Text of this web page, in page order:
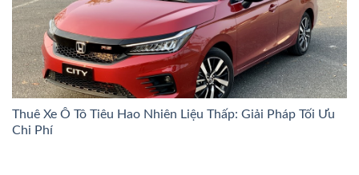
Thuê Xe Ô Tô Tiêu Hao Nhiên Liệu Thấp: Giải Pháp Tối Ưu
Chi Phí